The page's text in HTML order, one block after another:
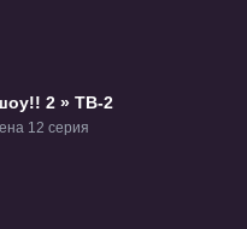
2 » ТВ-2
12 серия